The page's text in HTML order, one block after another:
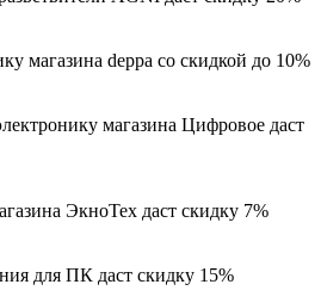
магазина deppa со скидкой до 10%
магазина Цифровое даст
ЭкноТех даст скидку 7%
для ПК даст скидку 15%